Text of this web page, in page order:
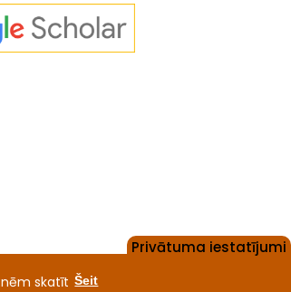
Privātuma iestatījumi
skatīt Šeit